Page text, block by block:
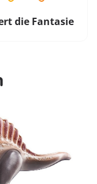
die Fantasie